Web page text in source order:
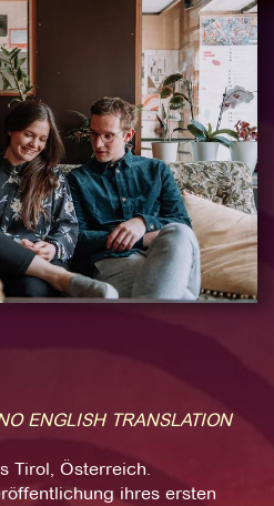
ENGLISH TRANSLATION
Tirol, Österreich.
ihres ersten